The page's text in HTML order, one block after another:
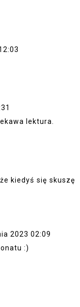
lektura.
kiedyś się skuszę
2023 02:09
:)